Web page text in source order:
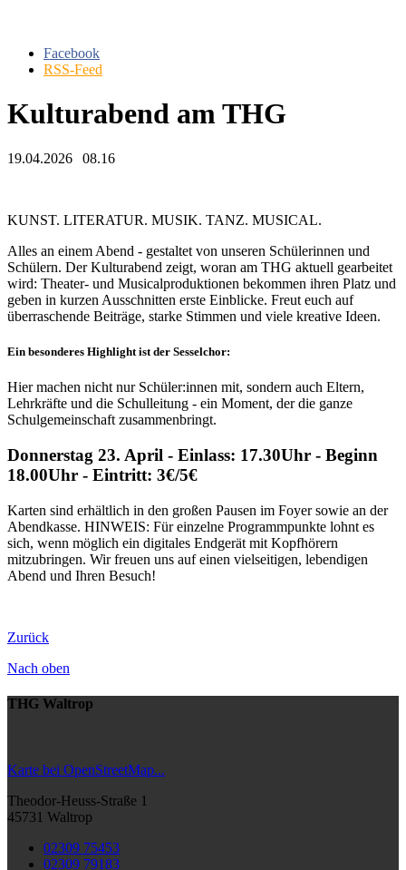
Facebook
RSS-Feed
Kulturabend am THG
19.04.2026 08.16
KUNST. LITERATUR. MUSIK. TANZ. MUSICAL.
Alles an einem Abend - gestaltet von unseren Schülerinnen und
Schülern. Der Kulturabend zeigt, woran am THG aktuell gearbeitet
wird: Theater- und Musicalproduktionen bekommen ihren Platz und
geben in kurzen Ausschnitten erste Einblicke. Freut euch auf
überraschende Beiträge, starke Stimmen und viele kreative Ideen.
Ein besonderes Highlight ist der Sesselchor:
Hier machen nicht nur Schüler:innen mit, sondern auch Eltern,
Lehrkräfte und die Schulleitung - ein Moment, der die ganze
Schulgemeinschaft zusammenbringt.
Donnerstag 23. April - Einlass: 17.30Uhr - Beginn
18.00Uhr - Eintritt: 3€/5€
Karten sind erhältlich in den großen Pausen im Foyer sowie an der
Abendkasse. HINWEIS: Für einzelne Programmpunkte lohnt es
sich, wenn möglich ein digitales Endgerät mit Kopfhörern
mitzubringen. Wir freuen uns auf einen vielseitigen, lebendigen
Abend und Ihren Besuch!
Zurück
Nach oben
THG Waltrop
Karte bei OpenStreetMap...
Theodor-Heuss-Straße 1
45731 Waltrop
02309 75453
02309 79183